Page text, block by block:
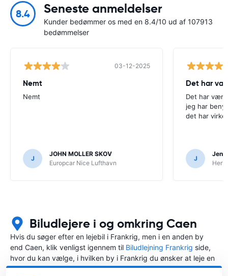
8.4 Seneste anmeldelser
Kunder bedømmer os med en 8.4/10 ud af 107913
bedømmelser
03-12-2025
Nemt
Nemt
J
JOHN MOLLER SKOV
Europcar Nice Lufthavn
Det har
Det har
jeg har
det har
J
Jens
Biludlejere i og omkring Caen
Hvis du søger efter en lejebil i Frankrig, men i en anden by
end Caen, klik venligst igennem til Biludlejning Frankrig side,
hvor du kan vælge, i hvilken by i Frankrig du ønsker at leje en
bil.